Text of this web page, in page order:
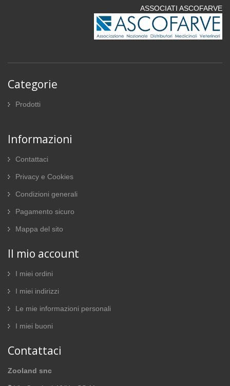
ASSOCIATI ASCOFARVE
Categorie
Prodotti
Informazioni
Contattaci
Privacy e Cookies
Condizioni generali
Pagamento sicuro
Mappa del sito
Il mio account
I miei ordini
I miei indirizzi
Le mie informazioni personali
I miei buoni
Contattaci
Zooland snc